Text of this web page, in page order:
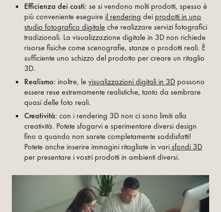
Efficienza dei costi: se si vendono molti prodotti, spesso è
più conveniente eseguire il rendering dei prodotti in uno
studio fotografico digitale che realizzare servizi fotografici
tradizionali. La visualizzazione digitale in 3D non richiede
risorse fisiche come scenografie, stanze o prodotti reali. È
sufficiente uno schizzo del prodotto per creare un ritaglio
3D.
Realismo: inoltre, levisualizzazioni digitali in 3D possono
essere rese estremamente realistiche, tanto da sembrare
quasi delle foto reali.
Creatività: con i rendering 3D non ci sono limiti alla
creatività. Potete sfogarvi e sperimentare diversi design
fino a quando non sarete completamente soddisfatti!
Potete anche inserire immagini ritagliate in varisfondi 3D
per presentare i vostri prodotti in ambienti diversi.